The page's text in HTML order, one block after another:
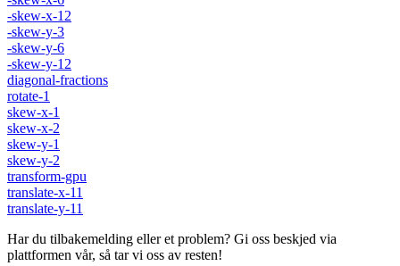
-skew-x-12
-skew-y-3
-skew-y-6
-skew-y-12
diagonal-fractions
rotate-1
skew-x-1
skew-x-2
skew-y-1
skew-y-2
transform-gpu
translate-x-11
translate-y-11
Har du tilbakemelding eller et problem? Gi oss beskjed via
plattformen vår, så tar vi oss av resten!